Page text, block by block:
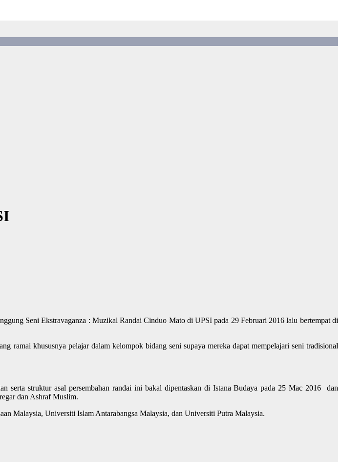
Seni Ekstravaganza : Muzikal Randai Cinduo Mato di UPSI pada 29 Februari 2016 lalu bertempat di
ramai khususnya pelajar dalam kelompok bidang seni supaya mereka dapat mempelajari seni tradisional
serta struktur asal persembahan randai ini bakal dipentaskan di Istana Budaya pada 25 Mac 2016 dan
dan Ashraf Muslim.
Malaysia, Universiti Islam Antarabangsa Malaysia, dan Universiti Putra Malaysia.